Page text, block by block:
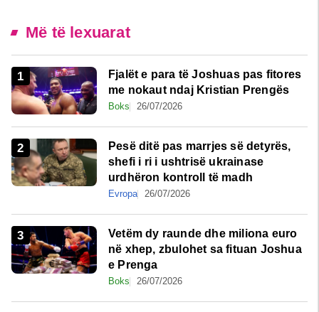
Më të lexuarat
Fjalët e para të Joshuas pas fitores
me nokaut ndaj Kristian Prengës
Boks 26/07/2026
Pesë ditë pas marrjes së detyrës,
shefi i ri i ushtrisë ukrainase
urdhëron kontroll të madh
Evropa 26/07/2026
Vetëm dy raunde dhe miliona euro
në xhep, zbulohet sa fituan Joshua
e Prenga
Boks 26/07/2026